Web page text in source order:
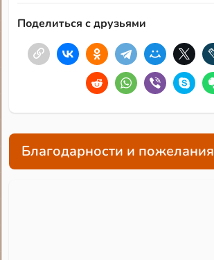
Поделиться с друзьями
Благодарности и пожелания